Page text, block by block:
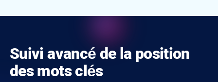
Suivi avancé de la position
des mots clés